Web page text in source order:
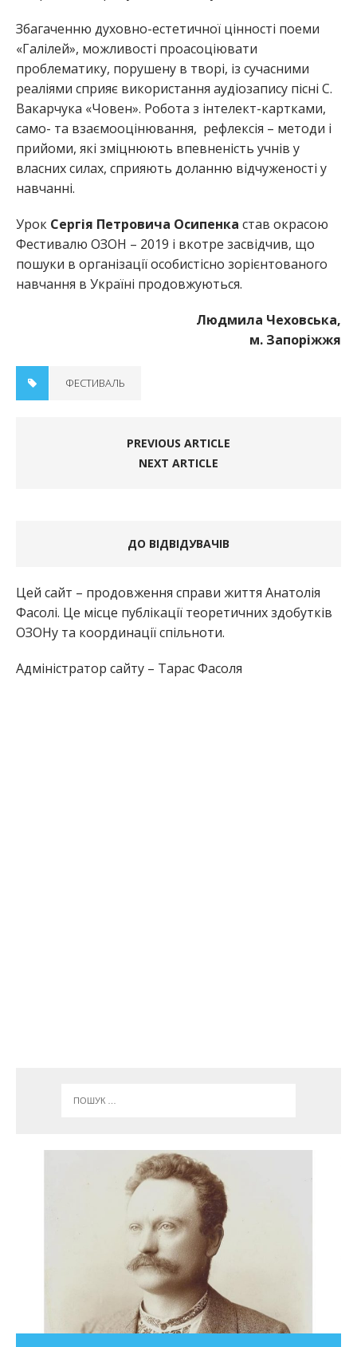
Збагаченню духовно-естетичної цінності поеми
«Галілей», можливості проасоціювати
проблематику, порушену в творі, із сучасними
реаліями сприяє використання аудіозапису пісні С.
Вакарчука «Човен». Робота з інтелект-картками,
само- та взаємооцінювання, рефлексія – методи і
прийоми, які зміцнюють впевненість учнів у
власних силах, сприяють доланню відчуженості у
навчанні.
Урок Сергія Петровича Осипенка став окрасою
Фестивалю ОЗОН – 2019 і вкотре засвідчив, що
пошуки в організації особистісно зорієнтованого
навчання в Україні продовжуються.
Людмила Чеховська,
м. Запоріжжя
ФЕСТИВАЛЬ
PREVIOUS ARTICLE
NEXT ARTICLE
ДО ВІДВІДУВАЧІВ
Цей сайт – продовження справи життя Анатолія
Фасолі. Це місце публікації теоретичних здобутків
ОЗОНу та координації спільноти.
Адміністратор сайту – Тарас Фасоля